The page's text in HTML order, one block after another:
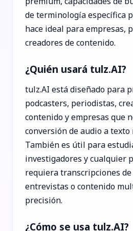
de terminología específica
hace ideal para empresas,
creadores de contenido.
¿Quién usará tulz.AI?
tulz.AI está diseñado para
podcasters, periodistas,
contenido y empresas que
conversión de audio a
También es útil para
investigadores y cualquier
requiera transcripciones
entrevistas o contenido
precisión.
¿Cómo se usa tulz.AI?